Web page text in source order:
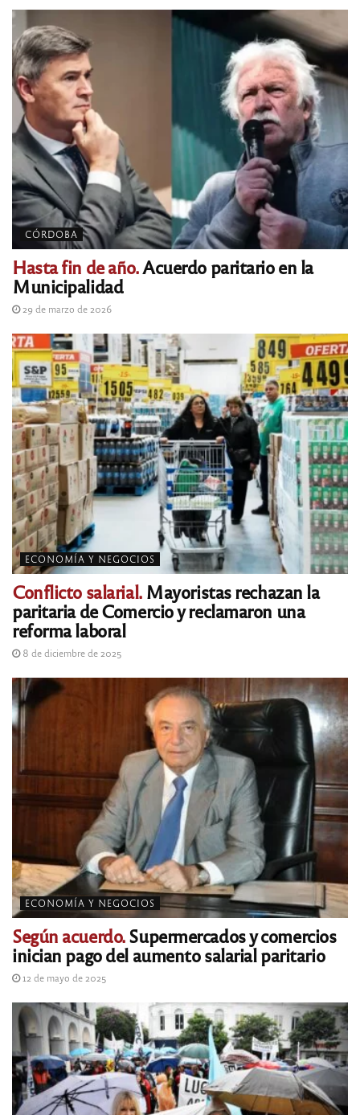
CÓRDOBA
Hasta fin de año.Acuerdo paritario en la
Municipalidad
29 de marzo de 2026
ECONOMÍA Y NEGOCIOS
Conflicto salarial.Mayoristas rechazan la
paritaria de Comercio y reclamaron una
reforma laboral
8 de diciembre de 2025
ECONOMÍA Y NEGOCIOS
Según acuerdo.Supermercados y comercios
inician pago del aumento salarial paritario
12 de mayo de 2025